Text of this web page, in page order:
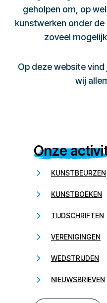
geholpen om, op
kunstwerken onder
zoveel
Op deze website
wij
Onze
KUNSTBEURZEN
KUNSTBOEKEN
TIJDSCHRIFTEN
VERENIGINGEN
WEDSTRIJDEN
NIEUWSBRIEVEN